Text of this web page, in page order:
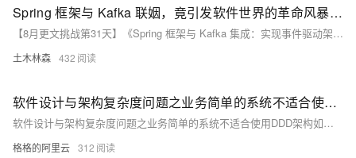
Spring 框架与 Kafka 联姻，竟引发软件世界的革命风暴！事件驱动架构震撼登场！
【8月更文挑战第31天】《Spring 框架与 Kafka 集成：实现事件驱动架构》介绍如何利用 Spring 框架的强大功能与 Kafka 分布式流平台结合，构建灵活且可扩展的事件驱动系统。通过添加 Spring Kafka 依赖并配置 Kafka 连接信息，可以轻松实现消息的生产和消费。文中详细展示了如何设置 `KafkaTemplate`、`ProducerFactory` 和 `ConsumerFactory`，并通过示例代码说明了生产者发送消息及消费者接收消息的具体实现。这一组合为构建高效可靠的分布式应用程序提供了有力支持。
土木林森 432
软件设计与架构复杂度问题之业务简单的系统不适合使用DDD架构如何解决
软件设计与架构复杂度问题之业务简单的系统不适合使用DDD架构如何解决
格格的阿里云 312